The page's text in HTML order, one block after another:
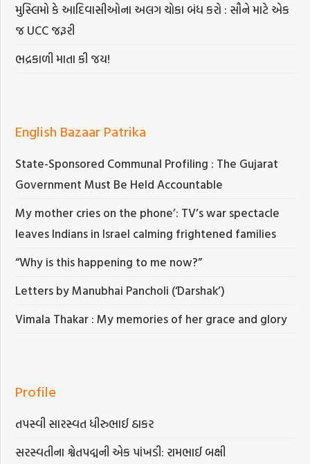
મુસ્લિમો કે આદિવાસીઓના અલગ ચોકા બંધ કરો : સૌને માટે એક
જ UCC જરૂરી
ભદ્રકાળી માતા કી જય!
English Bazaar Patrika
State-Sponsored Communal Profiling : The Gujarat
Government Must Be Held Accountable
My mother cries on the phone’: TV’s war spectacle
leaves Indians in Israel calming frightened families
“Why is this happening to me now?”
Letters by Manubhai Pancholi (‘Darshak’)
Vimala Thakar : My memories of her grace and glory
Profile
તપસ્વી સારસ્વત ધીરુભાઈ ઠાકર
સરસ્વતીના શ્વેતપદ્મની એક પાંખડી: રામભાઈ બક્ષી